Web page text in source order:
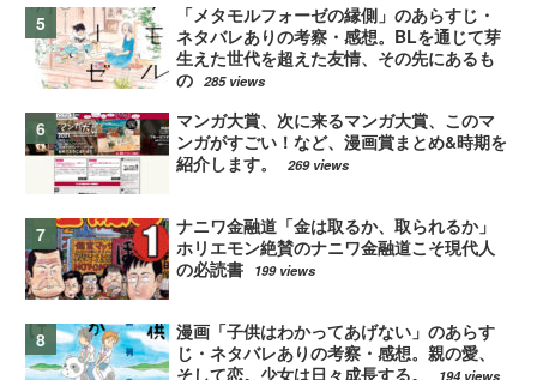
「メタモルフォーゼの縁側」のあらすじ・
ネタバレありの考察・感想。BLを通じて芽
生えた世代を超えた友情、その先にあるも
の 285 views
マンガ大賞、次に来るマンガ大賞、このマ
ンガがすごい！など、漫画賞まとめ&時期を
紹介します。
269 views
ナニワ金融道「金は取るか、取られるか」
ホリエモン絶賛のナニワ金融道こそ現代人
の必読書
199 views
漫画「子供はわかってあげない」のあらす
じ・ネタバレありの考察・感想。親の愛、
そして恋。少女は日々成長する。
194 views